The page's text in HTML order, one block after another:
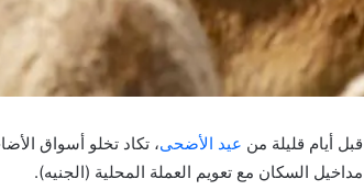
قبل أيام قليلة من عيد الأضحى، تكاد تخلو أسواق
مداخيل السكان مع تعويم العملة المحلية (الجنيه).